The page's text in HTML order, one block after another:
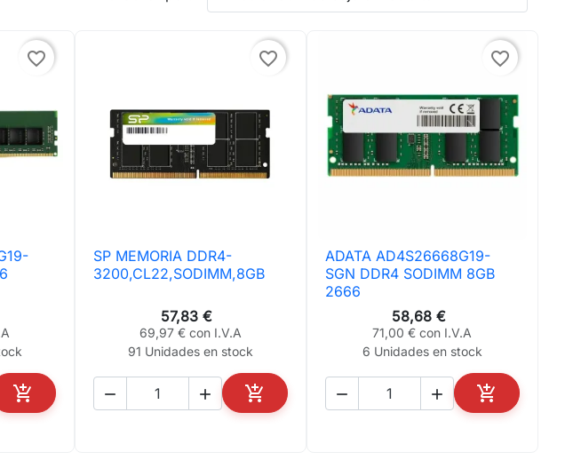
favorite_border

AÑADIR AL CARRITO
favorite_border
 Vista rápida
SP MEMORIA DDR4-
3200,CL22,SODIMM,8GB
57,83 €
69,97 € con I.V.A
91 Unidades en stock
  
AÑADIR AL CARRITO
favorite_border
 Vista rápida
ADATA AD4S26668G19-
SGN DDR4 SODIMM 8GB
2666
58,68 €
71,00 € con I.V.A
6 Unidades en stock
  
AÑADIR AL